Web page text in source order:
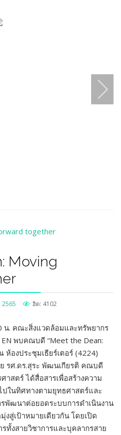
Moving
ฮิต: 4102
น. คณะสิ่งแวดล้อมและทรัพยากร
พบคณบดี “Meet the Dean:
องประชุมเธียร์เตอร์ (4224)
รศ.ดร.สุระ พัฒนเกียรติ คณบดี
สตร์ ได้สื่อสารเพื่อสร้างความ
ปในทิศทางตามยุทธศาสตร์และ
ฒนาต่อยอดระบบการดำเนินงาน
สู่เป้าหมายเดียวกัน โดยเปิด
ทั้งสายวิชาการและบุคลากรสาย